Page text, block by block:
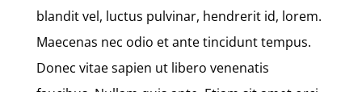
blandit vel, luctus pulvinar, hendrerit id, lorem.
Maecenas nec odio et ante tincidunt tempus.
Donec vitae sapien ut libero venenatis